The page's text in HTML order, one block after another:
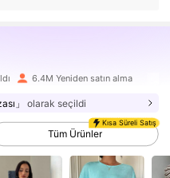
6.4M Yeniden satın alma
」 olarak seçildi
Kısa Süreli Satış
Tüm Ürünler